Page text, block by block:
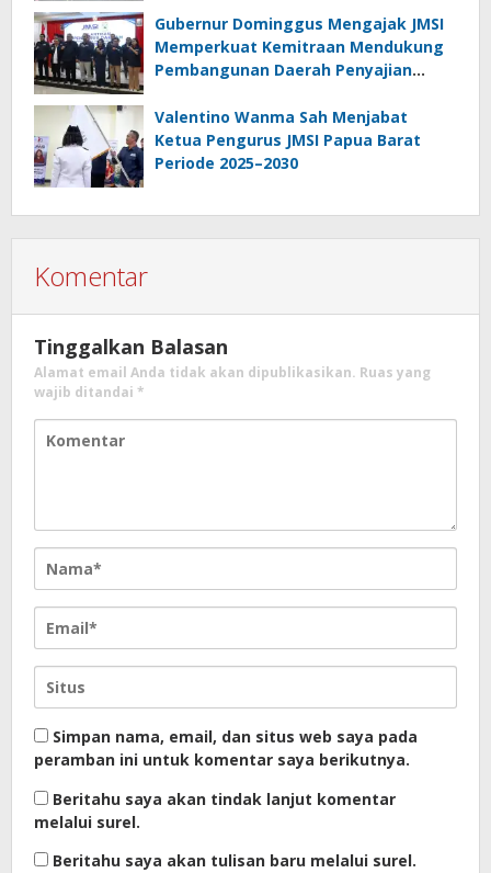
Gubernur Dominggus Mengajak JMSI
Memperkuat Kemitraan Mendukung
Pembangunan Daerah Penyajian
Bertanggungjawab
Valentino Wanma Sah Menjabat
Ketua Pengurus JMSI Papua Barat
Periode 2025–2030
Komentar
Tinggalkan Balasan
Alamat email Anda tidak akan dipublikasikan. Ruas yang
wajib ditandai *
Simpan nama, email, dan situs web saya pada
peramban ini untuk komentar saya berikutnya.
Beritahu saya akan tindak lanjut komentar
melalui surel.
Beritahu saya akan tulisan baru melalui surel.